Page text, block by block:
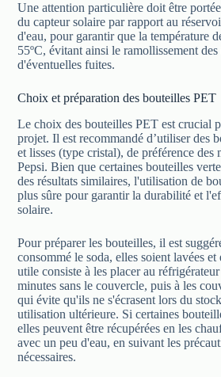
Une attention particulière doit être
du capteur solaire par rapport au
d'eau, pour garantir que la température
55ºC, évitant ainsi le ramollissement
d'éventuelles fuites.
Choix et préparation des bouteilles PET
Le choix des bouteilles PET est crucial
projet. Il est recommandé d’utiliser des
et lisses (type cristal), de préférence des
Pepsi. Bien que certaines bouteilles
des résultats similaires, l'utilisation de
plus sûre pour garantir la durabilité et
solaire.
Pour préparer les bouteilles, il est
consommé le soda, elles soient lavées et
utile consiste à les placer au
minutes sans le couvercle, puis à les
qui évite qu'ils ne s'écrasent lors du
utilisation ultérieure. Si certaines
elles peuvent être récupérées en les
avec un peu d'eau, en suivant les
nécessaires.